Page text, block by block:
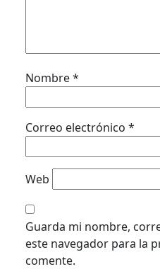
Nombre*
Correo electrónico *
Web
Guarda mi nombre,
este navegador para la
comente.